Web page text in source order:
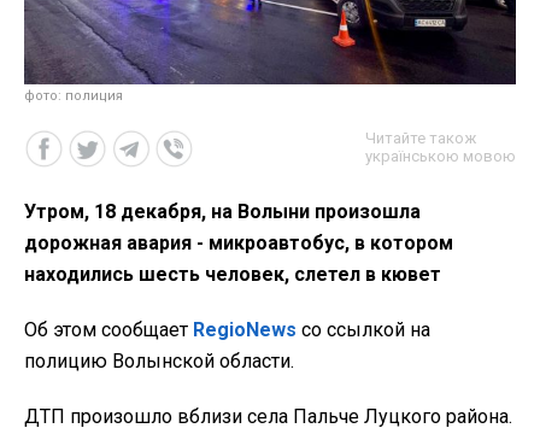
фото: полиция
Читайте також
українською мовою
Утром, 18 декабря, на Волыни произошла
дорожная авария - микроавтобус, в котором
находились шесть человек, слетел в кювет
Об этом сообщает RegioNews со ссылкой на
полицию Волынской области.
ДТП произошло вблизи села Пальче Луцкого района.